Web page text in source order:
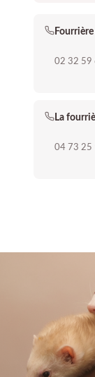
02 32 59
La
04 73 25